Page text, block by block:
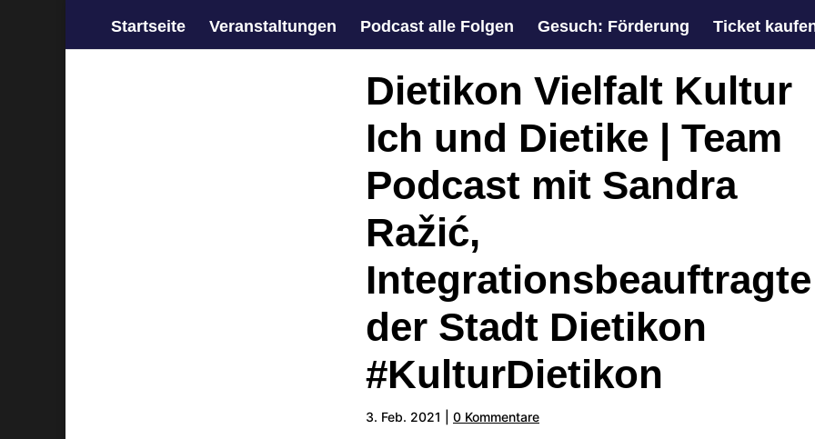
Startseite Veranstaltungen Podcast alle Folgen Gesuch: Förderung Ticket
Dietikon Vielfalt Kultur
Ich und Dietike | Team
Podcast mit Sandra
Ražić,
Integrationsbeauftragte
der Stadt Dietikon
#KulturDietikon
3. Feb. 2021 0 Kommentare